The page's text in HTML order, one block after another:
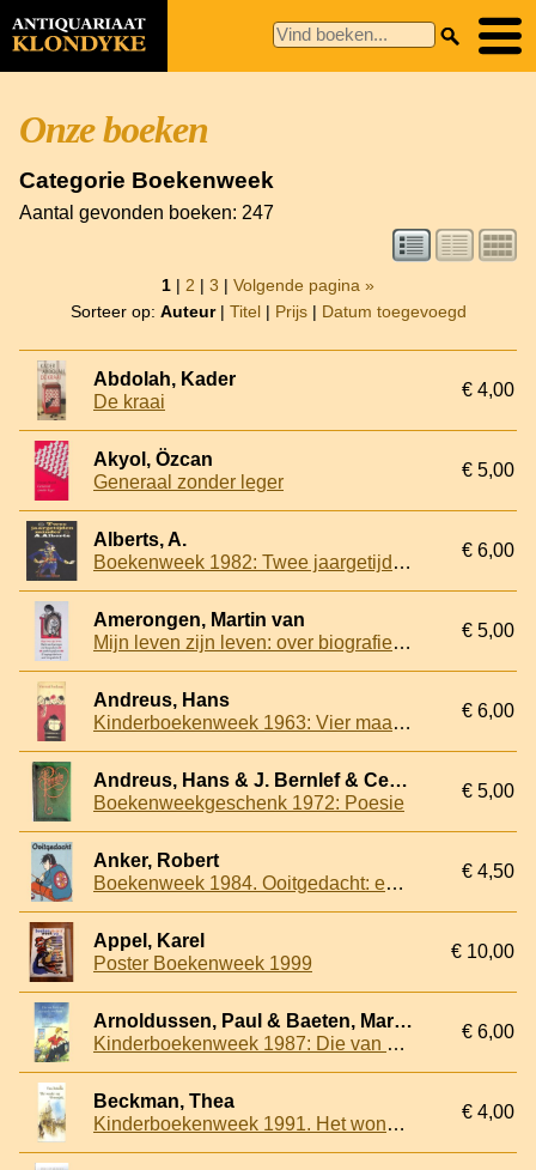
Onze boeken
Categorie Boekenweek
Aantal gevonden boeken: 247
1 | 2 | 3 | Volgende pagina »
Sorteer op: Auteur| Titel| Prijs| Datum toegevoegd
Abdolah, Kader
De kraai
€ 4,00
Akyol, Özcan
Generaal zonder leger
€ 5,00
Alberts, A.
Boekenweek 1982: Twee jaargetijden minder
€ 6,00
Amerongen, Martin van
Mijn leven zijn leven: over biografieën, autobiografieën, hagiografieën en anti-biografieën
€ 5,00
Andreus, Hans
Kinderboekenweek 1963: Vier maal J en Janus
€ 6,00
Andreus, Hans & J. Bernlef & Cees Buddingh'& Rutger Kopland - en anderen
Boekenweekgeschenk 1972: Poesie
€ 5,00
Anker, Robert
Boekenweek 1984. Ooitgedacht: een groot aantal verhalen verzameld in een boek
€ 4,50
Appel, Karel
Poster Boekenweek 1999
€ 10,00
Arnoldussen, Paul & Baeten, Marja & Bertrams, Joep
Kinderboekenweek 1987: Die van hiernaast en de overkant
€ 6,00
Beckman, Thea
Kinderboekenweek 1991. Het wonder van Frieswijck
€ 4,00